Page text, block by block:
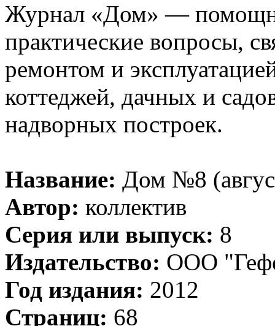
Журнал «Дом» —
практические вопросы,
ремонтом и
коттеджей, дачных и
надворных построек.
Название: Дом №8
Автор: коллектив
Серия или выпуск: 8
Издательство: ООО
Год издания: 2012
Страниц: 68